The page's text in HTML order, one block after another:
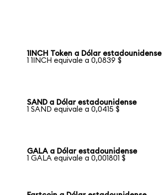
1INCH Token a Dólar estadounidense
1 1INCH equivale a 0,0839 $
SAND a Dólar estadounidense
1 SAND equivale a 0,0415 $
GALA a Dólar estadounidense
1 GALA equivale a 0,001801 $